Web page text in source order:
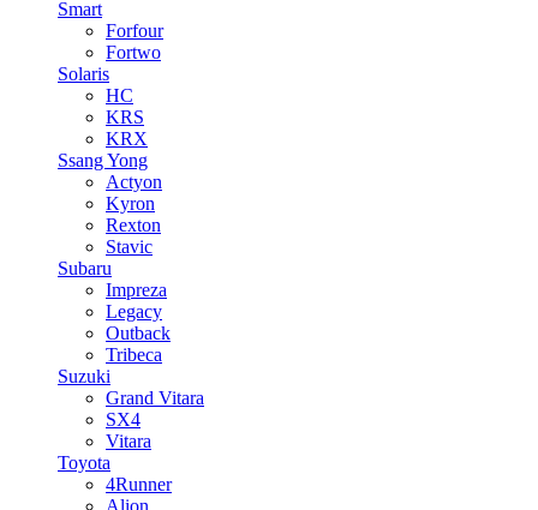
Smart
Forfour
Fortwo
Solaris
HC
KRS
KRX
Ssang Yong
Actyon
Kyron
Rexton
Stavic
Subaru
Impreza
Legacy
Outback
Tribeca
Suzuki
Grand Vitara
SX4
Vitara
Toyota
4Runner
Alion